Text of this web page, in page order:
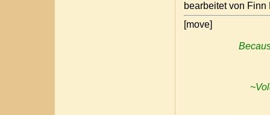
bearbeitet von
[move]